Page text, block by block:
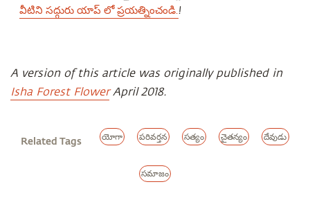
వీటిని సద్గురు యాప్ లో ప్రయత్నించండి.!
A version of this article was originally published in
Isha Forest FlowerApril 2018.
Related Tags యోగా పరివర్తన సత్యం చైతన్యం దేవుడు
సమాజం